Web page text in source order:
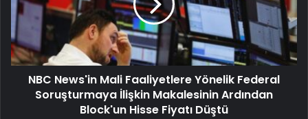
NBC News'in Mali Faaliyetlere Yönelik Federal
Soruşturmaya İlişkin Makalesinin Ardından
Block'un Hisse Fiyatı Düştü